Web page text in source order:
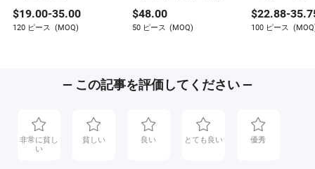
$19.00-35.00
120 ピース (MOQ)
ーマンスを。
$48.00
50 ピース (MOQ)
$22.88-
100 ピース
— この記事を評価してください —
非常に貧し
い
貧しい 良い とても良い 優秀